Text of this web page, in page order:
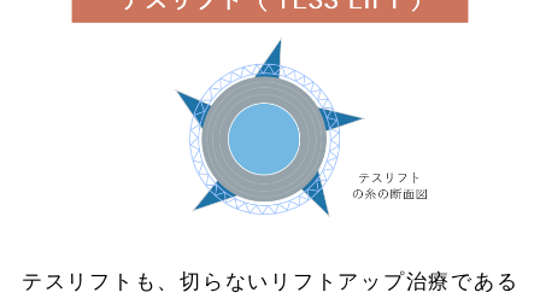
テスリフトも、切らないリフトアップ治療である